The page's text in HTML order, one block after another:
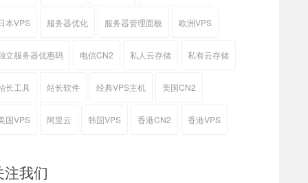
本VPS 服务器优化 服务器管理面板 欧洲VPS
立服务器优惠码 电信CN2 私人云存储 私有云存储
长工具 站长软件 经典VPS主机 美国CN2
国VPS 阿里云 韩国VPS 香港CN2 香港VPS
注我们